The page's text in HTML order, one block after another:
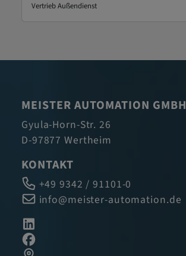
Vertrieb Außendienst
MEISTER AUTOMATION GMBH
Gyula-Horn-Str. 26
D-97877 Wertheim
KONTAKT
+49 9342 / 91101-0
info@meister-automation.de